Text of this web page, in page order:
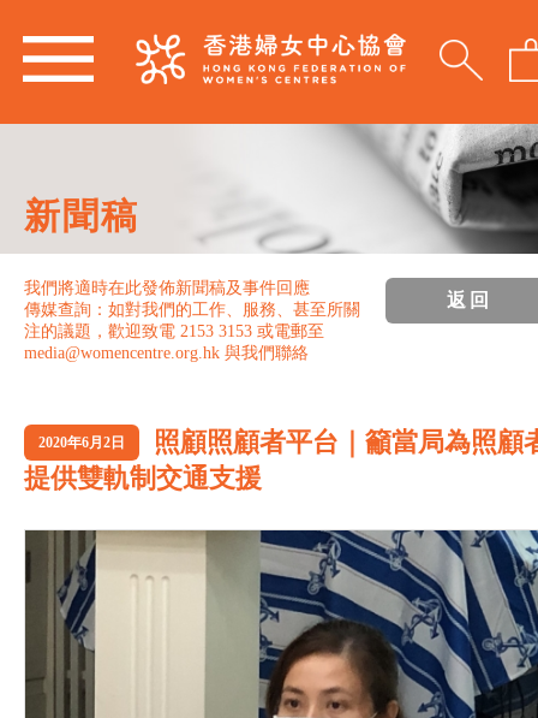
新聞稿
我們將適時在此發佈新聞稿及事件回應
傳媒查詢：如對我們的工作、服務、甚至所關
注的議題，歡迎致電 2153 3153 或電郵至
media@womencentre.org.hk 與我們聯絡
返回
2020年6月2日
照顧照顧者平台｜籲當局為照顧
提供雙軌制交通支援